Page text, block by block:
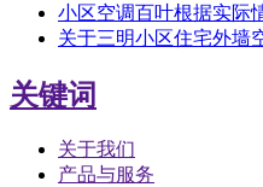
小区空调百叶根据实际
关于三明小区住宅外墙
关键词
关于我们
产品与服务